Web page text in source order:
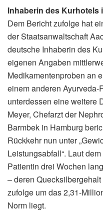
Inhaberin des Kurhotels
Dem Bericht zufolge hat
der Staatsanwaltschaft
deutsche Inhaberin des
eigenen Angaben
Medikamentenproben an
einem anderen Ayurveda-
unterdessen eine weitere
Meyer, Chefarzt der
Barmbek in Hamburg
Rückkehr nun unter
Leistungsabfall“. Laut
Patientin drei Wochen
– deren
zufolge um das 2,31-
Norm liegt.